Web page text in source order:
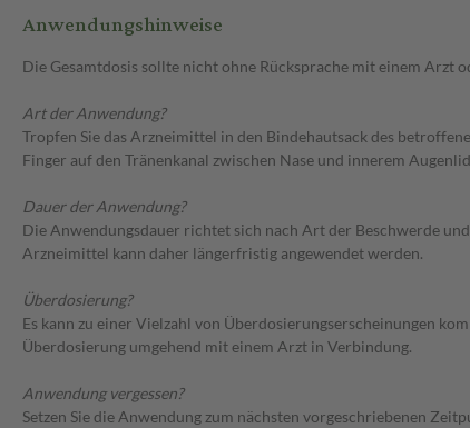
Anwendungshinweise
Die Gesamtdosis sollte nicht ohne Rücksprache mit einem Arzt
Art der Anwendung?
Tropfen Sie das Arzneimittel in den Bindehautsack des
Finger auf den Tränenkanal zwischen Nase und innerem
Dauer der Anwendung?
Die Anwendungsdauer richtet sich nach Art der Beschwerde
Arzneimittel kann daher längerfristig angewendet werden.
Überdosierung?
Es kann zu einer Vielzahl von Überdosierungserscheinungen
Überdosierung umgehend mit einem Arzt in Verbindung.
Anwendung vergessen?
Setzen Sie die Anwendung zum nächsten vorgeschriebenen